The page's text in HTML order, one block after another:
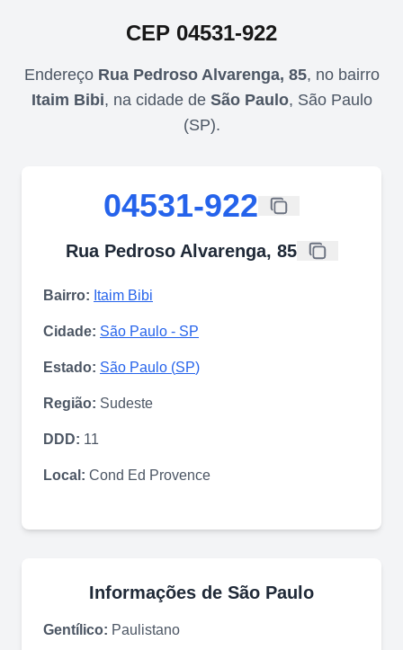
CEP 04531-922
Endereço Rua Pedroso Alvarenga, 85, no bairro
Itaim Bibi, na cidade de São Paulo, São Paulo
(SP).
04531-922
Rua Pedroso Alvarenga, 85
Bairro: Itaim Bibi
Cidade: São Paulo - SP
Estado: São Paulo (SP)
Região: Sudeste
DDD: 11
Local: Cond Ed Provence
Informações de São Paulo
Gentílico: Paulistano